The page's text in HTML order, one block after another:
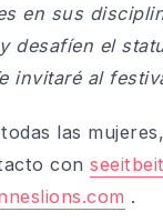
en sus
desafíen el
invitaré al
las
con
.